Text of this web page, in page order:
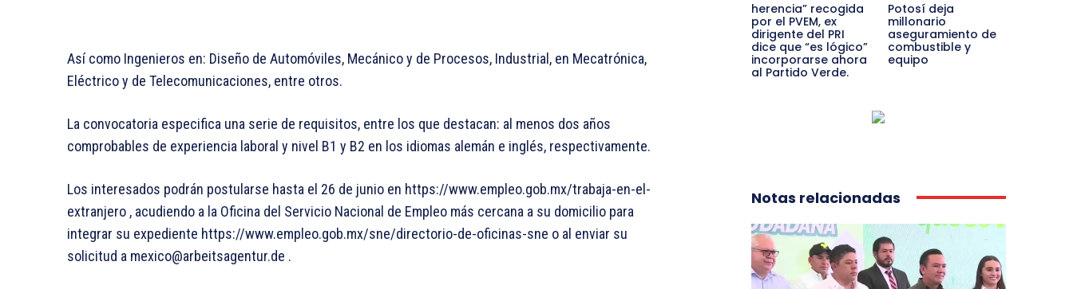
Así como Ingenieros en: Diseño de Automóviles, Mecánico y de Procesos, Industrial, en Mecatrónica,
Eléctrico y de Telecomunicaciones, entre otros.
La convocatoria especifica una serie de requisitos, entre los que destacan: al menos dos años
comprobables de experiencia laboral y nivel B1 y B2 en los idiomas alemán e inglés, respectivamente.
Los interesados podrán postularse hasta el 26 de junio en https://www.empleo.gob.mx/trabaja-en-el-
extranjero , acudiendo a la Oficina del Servicio Nacional de Empleo más cercana a su domicilio para
integrar su expediente https://www.empleo.gob.mx/sne/directorio-de-oficinas-sne o al enviar su
solicitud a mexico@arbeitsagentur.de .
herencia” recogida
por el PVEM, ex
dirigente del PRI
dice que “es lógico”
incorporarse ahora
al Partido Verde.
Potosí deja
millonario
aseguramiento de
combustible y
equipo
Notas relacionadas